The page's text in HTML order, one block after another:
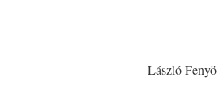
László Fenyö